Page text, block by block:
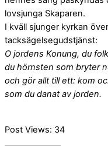
lovsjunga Skaparen.
I kväll sjunger kyrkan
tacksägelsegudstjänst:
O jordens Konung, du
du hörnsten som bryter
och gör allt till ett: kom
som du danat av jorden.
Post Views: 34